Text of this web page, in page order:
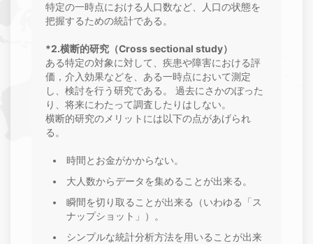
特定の一時点における人口数など、人口の状態を
把握するための統計である。
*2.横断的研究（Cross sectional study）
ある特定の対象に対して、疾患や障害における評
価，介入効果などを、ある一時点において測定
し、検討を行う研究である。 過去にさかのぼった
り、将来にわたって調査したりはしない。
横断的研究のメリットには以下の点があげられ
る。
時間とお金がかからない。
大人数からデータを集めることが出来る。
瞬間を切り取ることが出来る（いわゆる「ス
ナップショット」）。
シンプルな統計分析方法を用いることが出来